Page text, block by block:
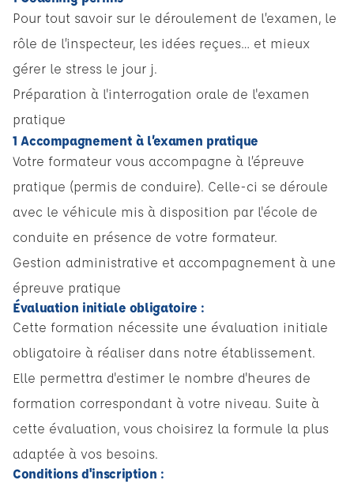
Pour tout savoir sur le déroulement de l’examen, le
rôle de l’inspecteur, les idées reçues… et mieux
gérer le stress le jour j.
Préparation à l'interrogation orale de l'examen
pratique
1 Accompagnement à l’examen pratique
Votre formateur vous accompagne à l’épreuve
pratique (permis de conduire). Celle-ci se déroule
avec le véhicule mis à disposition par l'école de
conduite en présence de votre formateur.
Gestion administrative et accompagnement à une
épreuve pratique
Évaluation initiale obligatoire :
Cette formation nécessite une évaluation initiale
obligatoire à réaliser dans notre établissement.
Elle permettra d'estimer le nombre d'heures de
formation correspondant à votre niveau. Suite à
cette évaluation, vous choisirez la formule la plus
adaptée à vos besoins.
Conditions d'inscription :